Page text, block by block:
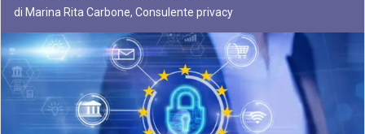
di Marina Rita Carbone, Consulente privacy